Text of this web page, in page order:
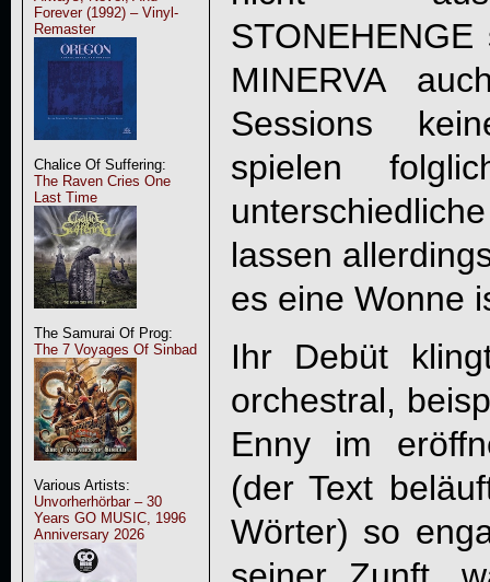
Forever (1992) – Vinyl-
Remaster
Chalice Of Suffering:
The Raven Cries One
Last Time
The Samurai Of Prog:
The 7 Voyages Of Sinbad
Various Artists:
Unvorherhörbar – 30
Years GO MUSIC, 1996
Anniversary 2026
STONEHENGE
MINERVA
Sessions
spielen
lassen
es eine Wonne
Ihr Debüt
orchestral,
Enny im
(der Text
Wörter) so